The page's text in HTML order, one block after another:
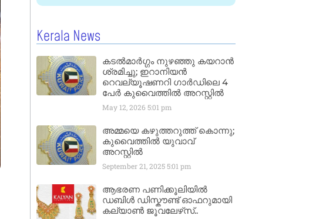
Kerala News
കടൽമാർഗ്ഗം നുഴഞ്ഞു കയറാൻ
ശ്രമിച്ചു; ഇറാനിയൻ
റെവല്യൂഷണറി ഗാർഡിലെ 4
പേർ കുവൈത്തിൽ അറസ്റ്റിൽ
May 12, 2026 5:01 pm
അമ്മയെ കഴുത്തറുത്ത് കൊന്നു;
കുവൈത്തിൽ യുവാവ്
അറസ്റ്റിൽ
September 21, 20255:01 pm
ആഭരണ പണിക്കൂലിയിൽ
ഡബിൾ ഡിസ്കൗണ്ട് ഓഫറുമായി
കല്യാൺ ജൂവലേഴ്‌സ്..